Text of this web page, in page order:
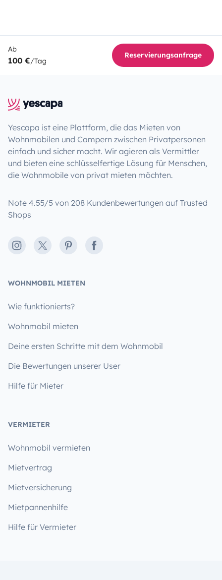
Ab
100 €/Tag
Reservierungsanfrage
Yescapa ist eine Plattform, die das Mieten von
Wohnmobilen und Campern zwischen Privatpersonen
einfach und sicher macht. Wir agieren als Vermittler
und bieten eine schlüsselfertige Lösung für Menschen,
die Wohnmobile von privat mieten möchten.
Note 4.55/5 von 208 Kundenbewertungen auf Trusted
Shops
Instagram
X PinterestFacebook
WOHNMOBIL MIETEN
Wie funktionierts?
Wohnmobil mieten
Deine ersten Schritte mit dem Wohnmobil
Die Bewertungen unserer User
Hilfe für Mieter
VERMIETER
Wohnmobil vermieten
Mietvertrag
Mietversicherung
Mietpannenhilfe
Hilfe für Vermieter